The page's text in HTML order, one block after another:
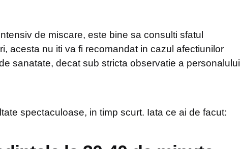
de miscare, este bine sa consulti sfatul
acesta nu iti va fi recomandat in cazul afectiunilor
sanatate, decat sub stricta observatie a personalului
spectaculoase, in timp scurt. Iata ce ai de facut: